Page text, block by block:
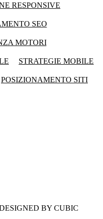
RESPONSIVE
SEO
MOTORI
STRATEGIE MOBILE
POSIZIONAMENTO SITI
BY CUBIC